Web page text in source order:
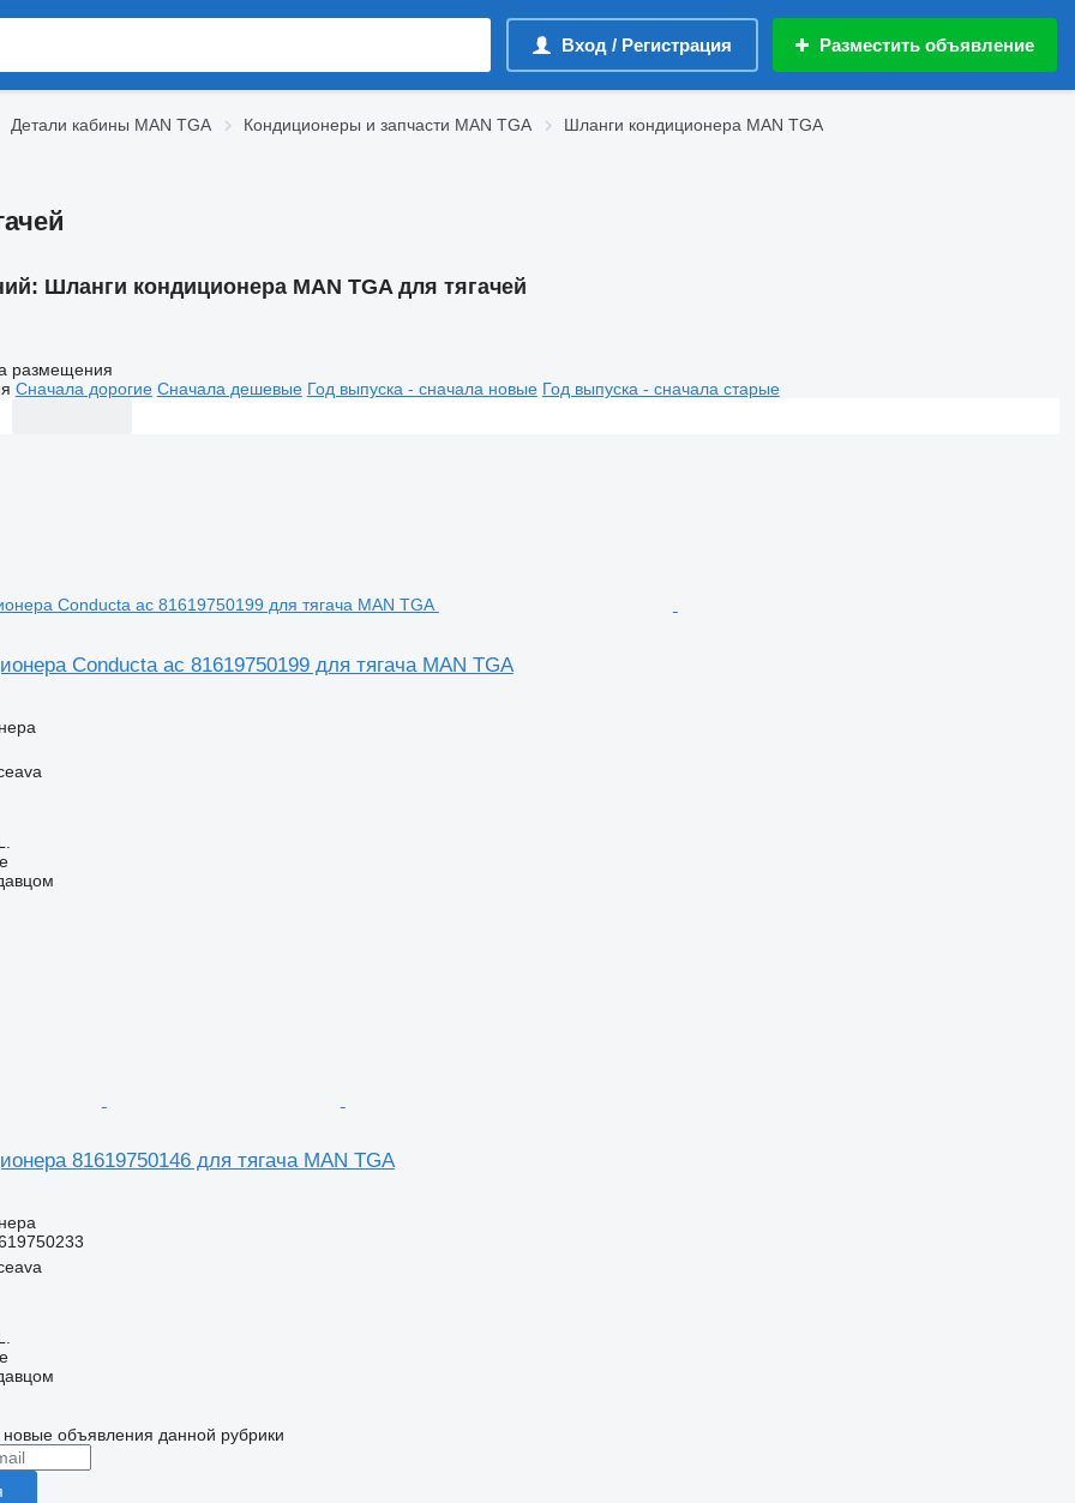
Вход / Регистрация Разместить объявление
Детали кабины MAN TGA Кондиционеры и запчасти MAN TGA
Шланги кондиционера MAN TGA
Шланги кондиционера MAN TGA для тягачей
размещения
Сначала дорогие Сначала дешевые Год выпуска - сначала новые Год выпуска - сначала старые
Conducta ac 81619750199 для тягача MAN TGA
81619750146 для тягача MAN TGA
объявления данной рубрики